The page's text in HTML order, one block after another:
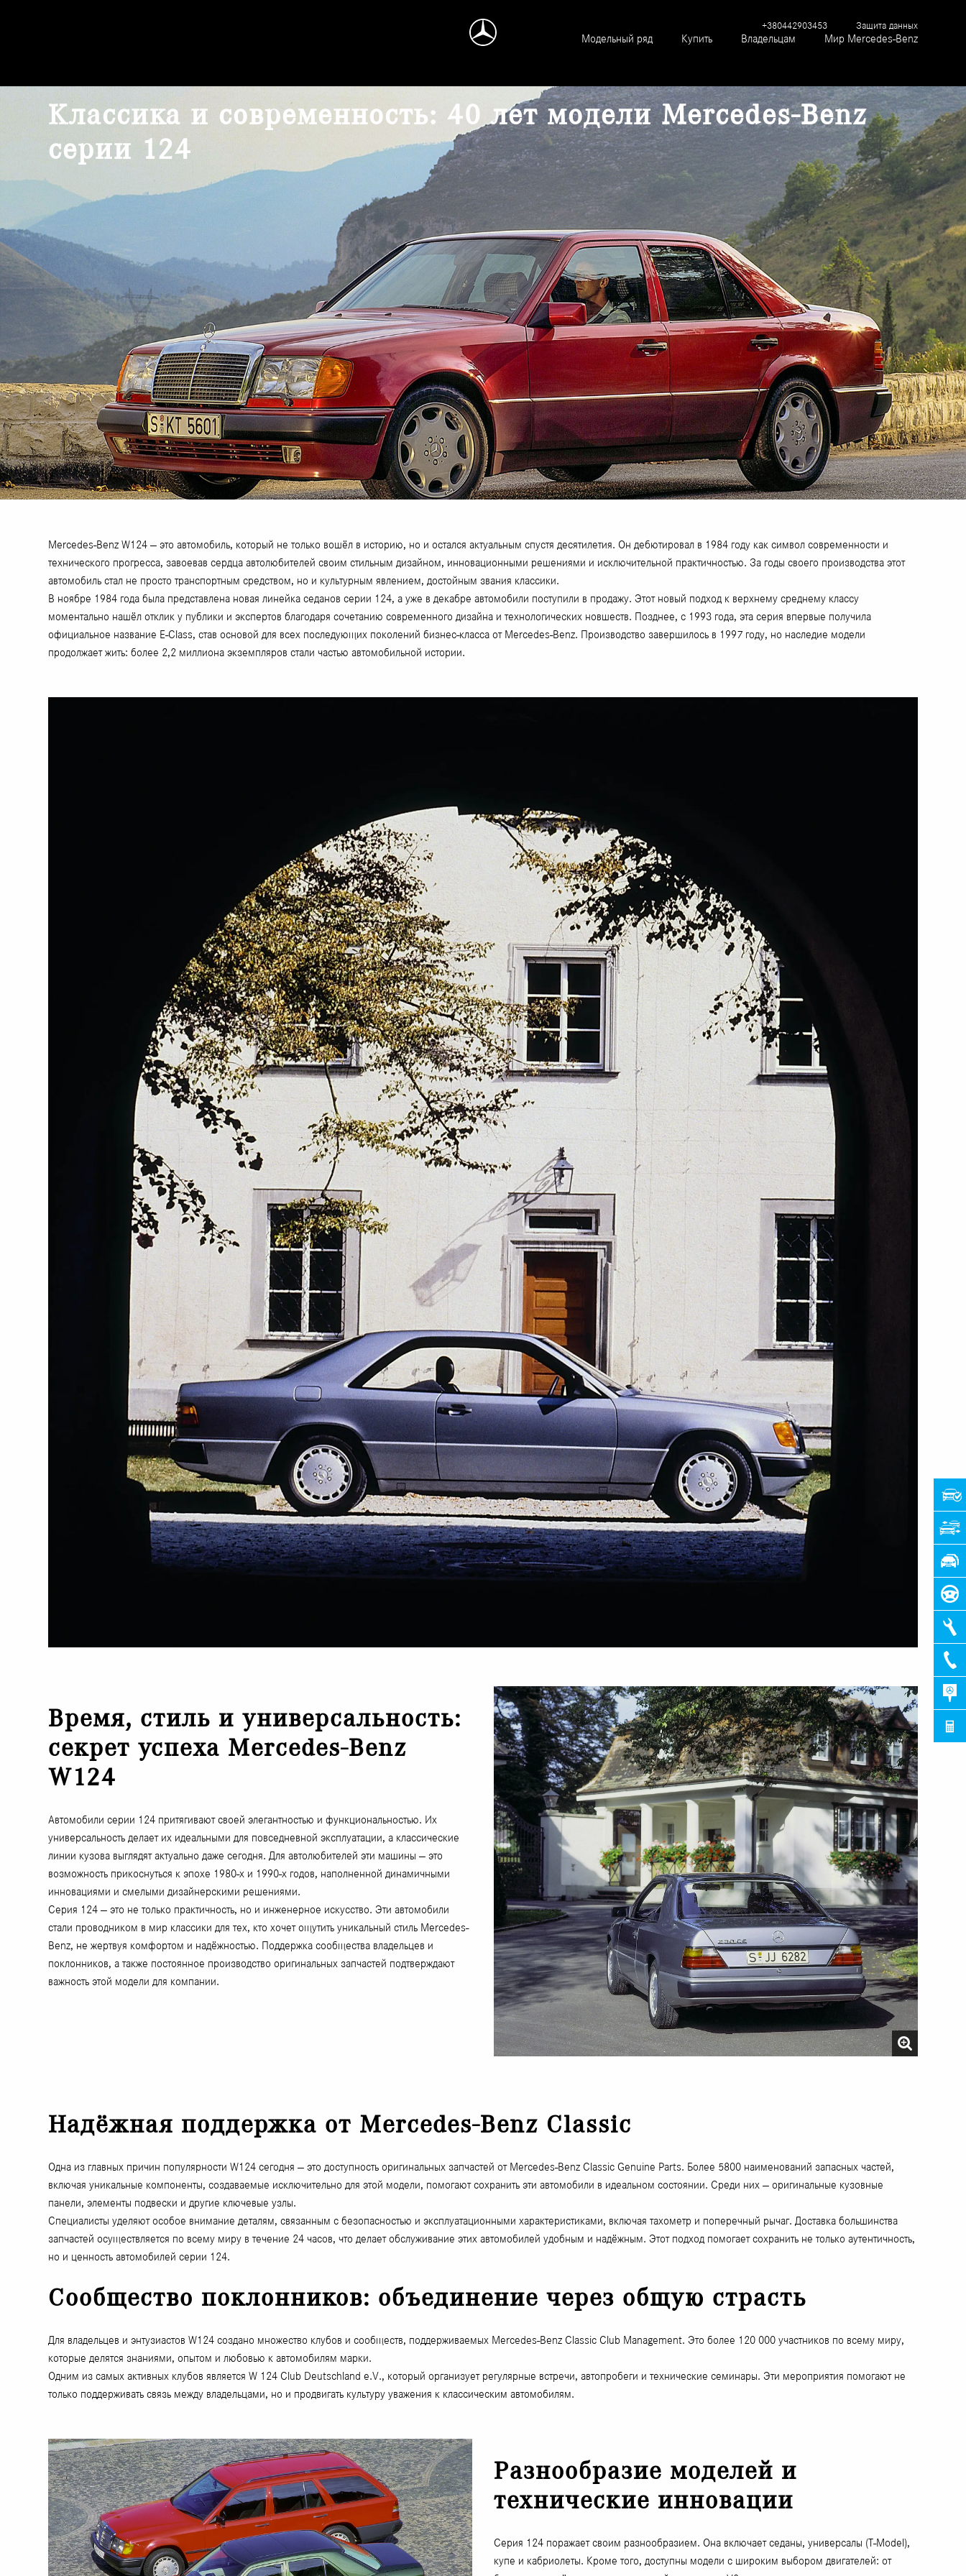
Защита данных
+380442903453
Модельный ряд Купить Владельцам Мир Mercedes-Benz
Классика и современность: 40 лет модели Mercedes-Benz
серии 124
Mercedes-Benz W124 — это автомобиль, который не только вошёл в историю, но и остался актуальным спустя десятилетия. Он дебютировал в 1984 году как символ современности и
технического прогресса, завоевав сердца автолюбителей своим стильным дизайном, инновационными решениями и исключительной практичностью. За годы своего производства этот
автомобиль стал не просто транспортным средством, но и культурным явлением, достойным звания классики.
В ноябре 1984 года была представлена новая линейка седанов серии 124, а уже в декабре автомобили поступили в продажу. Этот новый подход к верхнему среднему классу
моментально нашёл отклик у публики и экспертов благодаря сочетанию современного дизайна и технологических новшеств. Позднее, с 1993 года, эта серия впервые получила
официальное название E-Class, став основой для всех последующих поколений бизнес-класса от Mercedes-Benz. Производство завершилось в 1997 году, но наследие модели
продолжает жить: более 2,2 миллиона экземпляров стали частью автомобильной истории.
Время, стиль и универсальность:
секрет успеха Mercedes-Benz
W124
Автомобили серии 124 притягивают своей элегантностью и функциональностью. Их
универсальность делает их идеальными для повседневной эксплуатации, а классические
линии кузова выглядят актуально даже сегодня. Для автолюбителей эти машины — это
возможность прикоснуться к эпохе 1980-х и 1990-х годов, наполненной динамичными
инновациями и смелыми дизайнерскими решениями.
Серия 124 — это не только практичность, но и инженерное искусство. Эти автомобили
стали проводником в мир классики для тех, кто хочет ощутить уникальный стиль Mercedes-
Benz, не жертвуя комфортом и надёжностью. Поддержка сообщества владельцев и
поклонников, а также постоянное производство оригинальных запчастей подтверждают
важность этой модели для компании.
Надёжная поддержка от Mercedes-Benz Classic
Одна из главных причин популярности W124 сегодня — это доступность оригинальных запчастей от Mercedes-Benz Classic Genuine Parts. Более 5800 наименований запасных частей,
включая уникальные компоненты, создаваемые исключительно для этой модели, помогают сохранить эти автомобили в идеальном состоянии. Среди них — оригинальные кузовные
панели, элементы подвески и другие ключевые узлы.
Специалисты уделяют особое внимание деталям, связанным с безопасностью и эксплуатационными характеристиками, включая тахометр и поперечный рычаг. Доставка большинства
запчастей осуществляется по всему миру в течение 24 часов, что делает обслуживание этих автомобилей удобным и надёжным. Этот подход помогает сохранить не только аутентичность,
но и ценность автомобилей серии 124.
Сообщество поклонников: объединение через общую страсть
Для владельцев и энтузиастов W124 создано множество клубов и сообществ, поддерживаемых Mercedes-Benz Classic Club Management. Это более 120 000 участников по всему миру,
которые делятся знаниями, опытом и любовью к автомобилям марки.
Одним из самых активных клубов является W 124 Club Deutschland e.V., который организует регулярные встречи, автопробеги и технические семинары. Эти мероприятия помогают не
только поддерживать связь между владельцами, но и продвигать культуру уважения к классическим автомобилям.
Разнообразие моделей и
технические инновации
Серия 124 поражает своим разнообразием. Она включает седаны, универсалы (T-Model),
купе и кабриолеты. Кроме того, доступны модели с широким выбором двигателей: от